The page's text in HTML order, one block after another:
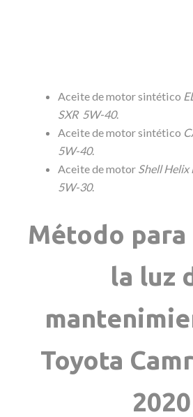
Aceite de motor sintético
SXR 5W-40.
Aceite de motor sintético
5W-40.
Aceite de motor Shell
5W-30.
Método
la luz
Toyota
2020